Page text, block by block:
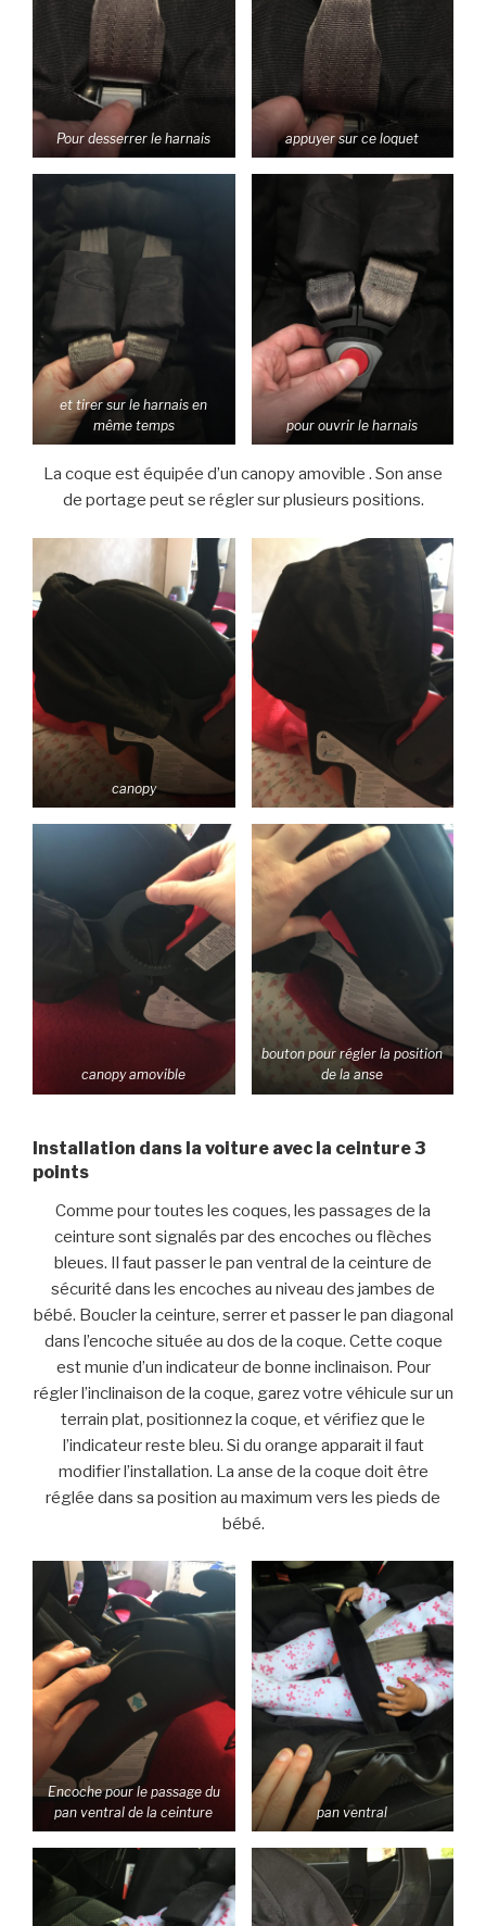
Pour desserrer le harnais appuyer sur ce loquet
et tirer sur le harnais en
même temps
pour ouvrir le harnais
La coque est équipée d’un canopy amovible . Son anse
de portage peut se régler sur plusieurs positions.
canopy
canopy amovible
bouton pour régler la position
de la anse
Installation dans la voiture avec la ceinture 3
points
Comme pour toutes les coques, les passages de la
ceinture sont signalés par des encoches ou flèches
bleues. Il faut passer le pan ventral de la ceinture de
sécurité dans les encoches au niveau des jambes de
bébé. Boucler la ceinture, serrer et passer le pan diagonal
dans l’encoche située au dos de la coque. Cette coque
est munie d’un indicateur de bonne inclinaison. Pour
régler l’inclinaison de la coque, garez votre véhicule sur un
terrain plat, positionnez la coque, et vérifiez que le
l’indicateur reste bleu. Si du orange apparait il faut
modifier l’installation. La anse de la coque doit être
réglée dans sa position au maximum vers les pieds de
bébé.
Encoche pour le passage du
pan ventral de la ceinture
pan ventral